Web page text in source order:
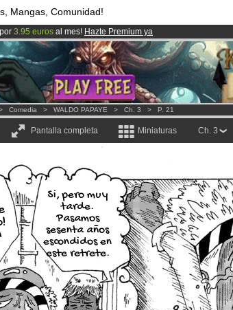
Mangas, Comunidad!
3.95 euros al mes! Hazte Premium ya
desormado lanzado!.
y 1000 Cómics y Mangas!.
Comedia > WALDO PAPAYE > Ch. 3 > P. 21
Pantalla completa Miniaturas Ch. 3
Si, pero muy
tarde.
Pasamos
sesenta años
escondidos en
este retrete.